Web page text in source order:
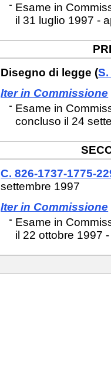
Esame in
il 31 luglio 1997 -
Disegno di legge (
Iter in Commissione
Esame in
concluso il 24
C. 826-1737-1775-
settembre 1997
Iter in Commissione
Esame in
il 22 ottobre 1997